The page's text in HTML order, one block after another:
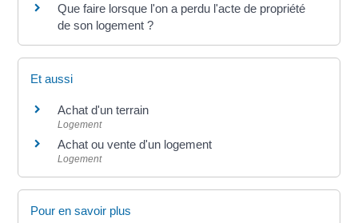
Que faire lorsque l'on a perdu l'acte de propriété
de son logement ?
Et aussi
Achat d'un terrain
Logement
Achat ou vente d'un logement
Logement
Pour en savoir plus